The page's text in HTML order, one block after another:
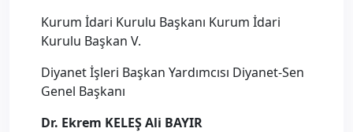
Kurum İdari Kurulu Başkanı Kurum İdari
Kurulu Başkan V.
Diyanet İşleri Başkan Yardımcısı Diyanet-Sen
Genel Başkanı
Dr. Ekrem KELEŞ Ali BAYIR